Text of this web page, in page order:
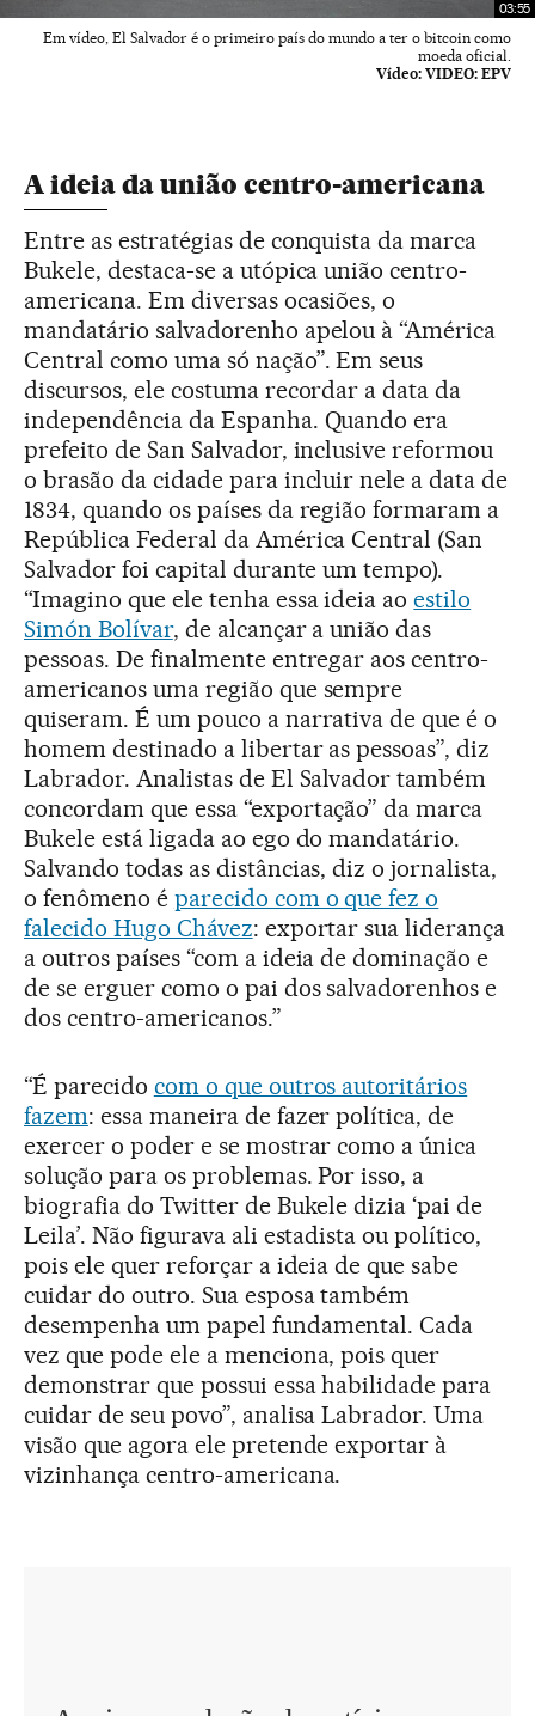
03:55
Em vídeo, El Salvador é o primeiro país do mundo a ter o bitcoin como
moeda oficial.
Vídeo: VIDEO: EPV
A ideia da união centro-americana
Entre as estratégias de conquista da marca
Bukele, destaca-se a utópica união centro-
americana. Em diversas ocasiões, o
mandatário salvadorenho apelou à “América
Central como uma só nação”. Em seus
discursos, ele costuma recordar a data da
independência da Espanha. Quando era
prefeito de San Salvador, inclusive reformou
o brasão da cidade para incluir nele a data de
1834, quando os países da região formaram a
República Federal da América Central (San
Salvador foi capital durante um tempo).
“Imagino que ele tenha essa ideia aoestilo
Simón Bolívar, de alcançar a união das
pessoas. De finalmente entregar aos centro-
americanos uma região que sempre
quiseram. É um pouco a narrativa de que é o
homem destinado a libertar as pessoas”, diz
Labrador. Analistas de El Salvador também
concordam que essa “exportação” da marca
Bukele está ligada ao ego do mandatário.
Salvando todas as distâncias, diz o jornalista,
o fenômeno é parecido com o que fez o
falecido Hugo Chávez: exportar sua liderança
a outros países “com a ideia de dominação e
de se erguer como o pai dos salvadorenhos e
dos centro-americanos.”
“É parecido com o que outros autoritários
fazem: essa maneira de fazer política, de
exercer o poder e se mostrar como a única
solução para os problemas. Por isso, a
biografia do Twitter de Bukele dizia ‘pai de
Leila’. Não figurava ali estadista ou político,
pois ele quer reforçar a ideia de que sabe
cuidar do outro. Sua esposa também
desempenha um papel fundamental. Cada
vez que pode ele a menciona, pois quer
demonstrar que possui essa habilidade para
cuidar de seu povo”, analisa Labrador. Uma
visão que agora ele pretende exportar à
vizinhança centro-americana.